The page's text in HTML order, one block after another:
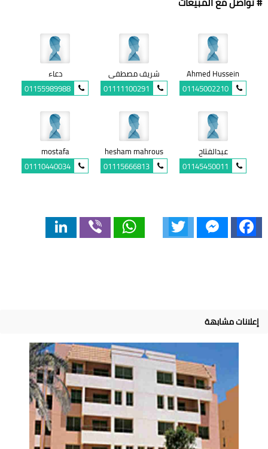
Ahmed Hussein
01145002210
شريف مصطفى
01111100291
دعاء
01155989988
عبدالفتاح
01145450011
hesham mahrous
01115666813
mostafa
01110440034
Facebook
Messenger
WhatsApp
إعلانات مشابهة